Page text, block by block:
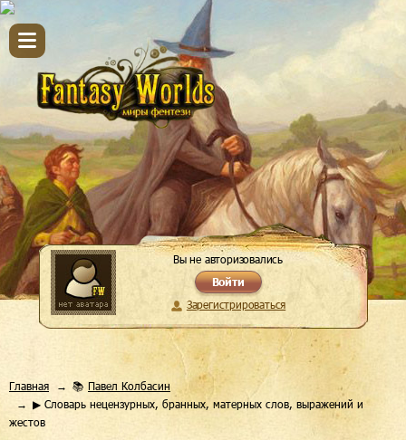
Вы не авторизовались
Войти
Зарегистрироваться
Главная 📚 Павел Колбасин
▶ Словарь нецензурных, бранных, матерных слов, выражений и
жестов